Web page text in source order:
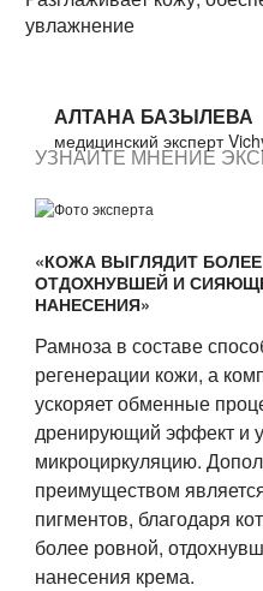
увлажнение
УЗНАЙТЕ МНЕНИЕ
АЛТАНА БАЗЫЛЕВА
медицинский эксперт
«КОЖА ВЫГЛЯДИТ
ОТДОХНУВШЕЙ И
НАНЕСЕНИЯ»
Рамноза в составе
регенерации кожи, а
ускоряет обменные
дренирующий эффект и
микроциркуляцию.
преимуществом
пигментов, благодаря
более ровной,
нанесения крема.